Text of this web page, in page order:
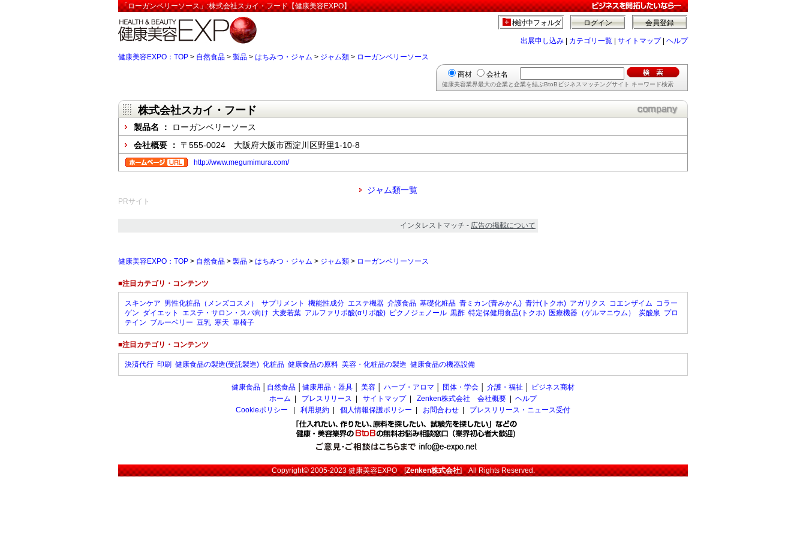
「ローガンベリーソース」:株式会社スカイ・フード【健康美容EXPO】
会員登録
ログイン
検討中フォルダ
出展申し込み カテゴリ一覧 サイトマップ| ヘルプ
健康美容EXPO：TOP > 自然食品 > 製品 > はちみつ・ジャム > ジャム類 > ローガンベリーソース
商材 会社名
健康美容業界最大の企業と企業を結ぶBtoBビジネスマッチングサイト キーワード検索
株式会社スカイ・フード
製品名 ：
ローガンベリーソース
会社概要 ： 〒555-0024 大阪府大阪市西淀川区野里1-10-8
http://www.megumimura.com/
ジャム類一覧
PRサイト
インタレストマッチ - 広告の掲載について
健康美容EXPO：TOP > 自然食品 > 製品 > はちみつ・ジャム > ジャム類 > ローガンベリーソース
■注目カテゴリ・コンテンツ
スキンケア 男性化粧品（メンズコスメ） サプリメント 機能性成分 エステ機器 介護食品 基礎化粧品 青ミカン(青みかん) 青汁(トクホ) アガリクス コエンザイム コラー
ゲン ダイエット エステ・サロン・スパ向け 大麦若葉 アルファリポ酸(αリポ酸) ピクノジェノール 黒酢 特定保健用食品(トクホ) 医療機器（ゲルマニウム） 炭酸泉 プロ
テイン ブルーベリー 豆乳 寒天 車椅子
■注目カテゴリ・コンテンツ
決済代行 印刷 健康食品の製造(受託製造) 化粧品 健康食品の原料 美容・化粧品の製造 健康食品の機器設備
健康食品 自然食品 健康用品・器具 美容 ハーブ・アロマ 団体・学会 介護・福祉
ビジネス商材
ホーム
プレスリリース サイトマップ| Zenken株式会社 会社概要
ヘルプ
Cookieポリシー
利用規約 個人情報保護ポリシー お問合わせ プレスリリース・ニュース受付
Copyright© 2005-2023健康美容EXPO[Zenken株式会社] All Rights Reserved.